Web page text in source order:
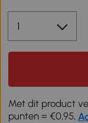
Met dit product
punten = €0,95,